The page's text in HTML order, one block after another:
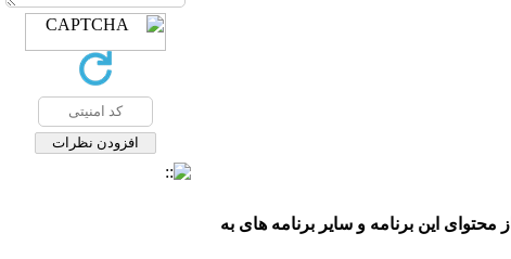
از محتوای این برنامه و سایر برنامه های به